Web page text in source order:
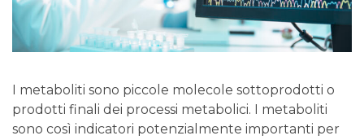
I metaboliti sono piccole molecole sottoprodotti o
prodotti finali dei processi metabolici. I metaboliti
sono così indicatori potenzialmente importanti per